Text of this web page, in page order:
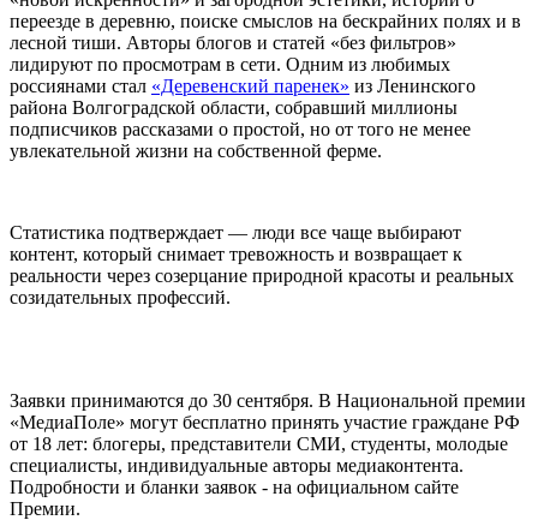
переезде в деревню, поиске смыслов на бескрайних полях и в
лесной тиши. Авторы блогов и статей «без фильтров»
лидируют по просмотрам в сети. Одним из любимых
россиянами стал «Деревенский паренек» из Ленинского
района Волгоградской области, собравший миллионы
подписчиков рассказами о простой, но от того не менее
увлекательной жизни на собственной ферме.
Статистика подтверждает — люди все чаще выбирают
контент, который снимает тревожность и возвращает к
реальности через созерцание природной красоты и реальных
созидательных профессий.
Заявки принимаются до 30 сентября. В Национальной премии
«МедиаПоле» могут бесплатно принять участие граждане РФ
от 18 лет: блогеры, представители СМИ, студенты, молодые
специалисты, индивидуальные авторы медиаконтента.
Подробности и бланки заявок - на официальном сайте
Премии.